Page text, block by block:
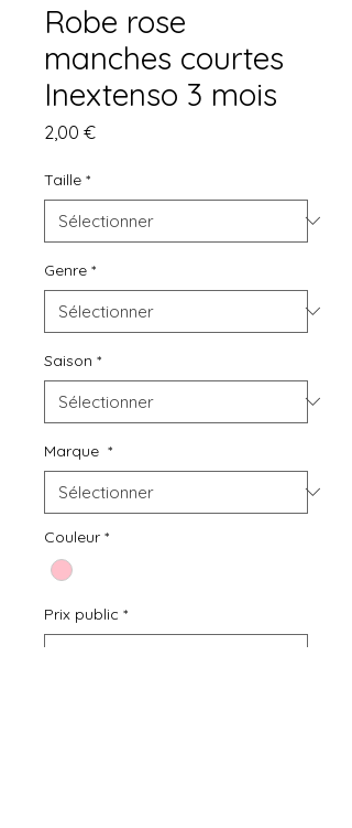
Robe rose
manches courtes
Inextenso 3 mois
2,00 €Prix
Taille *
Genre *
Saison *
Marque *
Couleur *
Prix public *